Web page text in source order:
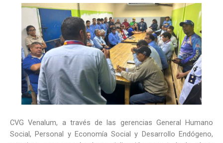
CVG Venalum, a través de las gerencias General Humano
Social, Personal y Economía Social y Desarrollo Endógeno,